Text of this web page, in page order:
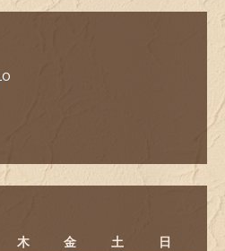
木 金 土 日